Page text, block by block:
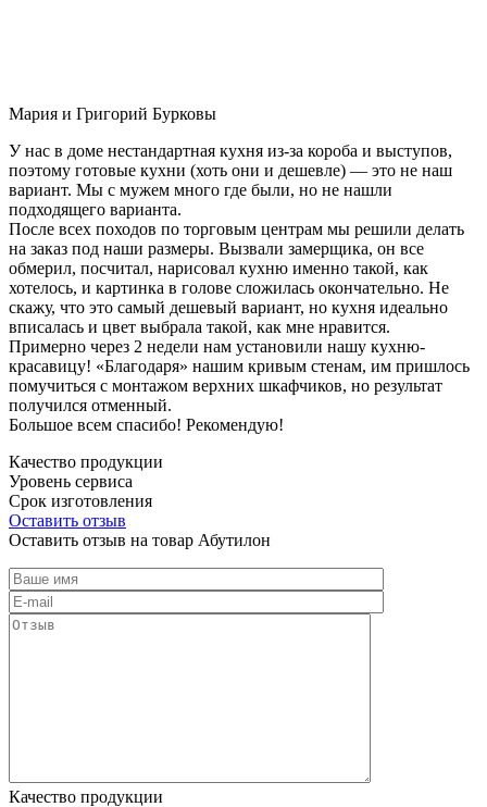
Мария и Григорий Бурковы
У нас в доме нестандартная кухня из-за короба и выступов,
поэтому готовые кухни (хоть они и дешевле) — это не наш
вариант. Мы с мужем много где были, но не нашли
подходящего варианта.
После всех походов по торговым центрам мы решили делать
на заказ под наши размеры. Вызвали замерщика, он все
обмерил, посчитал, нарисовал кухню именно такой, как
хотелось, и картинка в голове сложилась окончательно. Не
скажу, что это самый дешевый вариант, но кухня идеально
вписалась и цвет выбрала такой, как мне нравится.
Примерно через 2 недели нам установили нашу кухню-
красавицу! «Благодаря» нашим кривым стенам, им пришлось
помучиться с монтажом верхних шкафчиков, но результат
получился отменный.
Большое всем спасибо! Рекомендую!
Качество продукции
Уровень сервиса
Срок изготовления
Оставить отзыв
Оставить отзыв на товар Абутилон
Качество продукции